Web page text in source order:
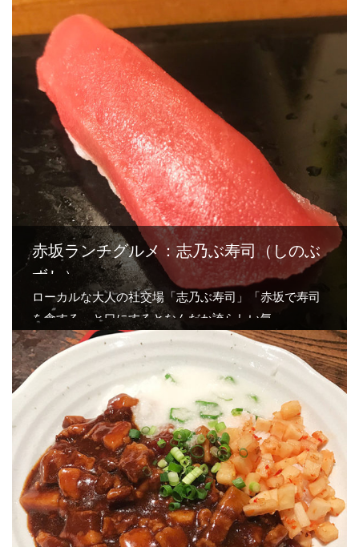
赤坂ランチグルメ：志乃ぶ寿司（しのぶ
ずし）
ローカルな大人の社交場「志乃ぶ寿司」「赤坂で寿司
を食する」と口にするとなんだか誇らしい気…